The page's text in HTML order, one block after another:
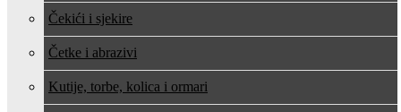
Čekići i sjekire
Četke i abrazivi
Kutije, torbe, kolica i ormari